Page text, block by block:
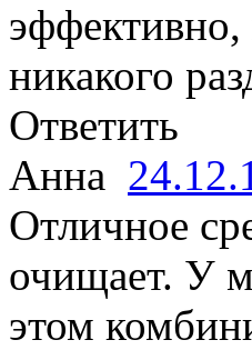
эффективно,
никакого
Ответить
Анна
Отличное
очищает. У
этом